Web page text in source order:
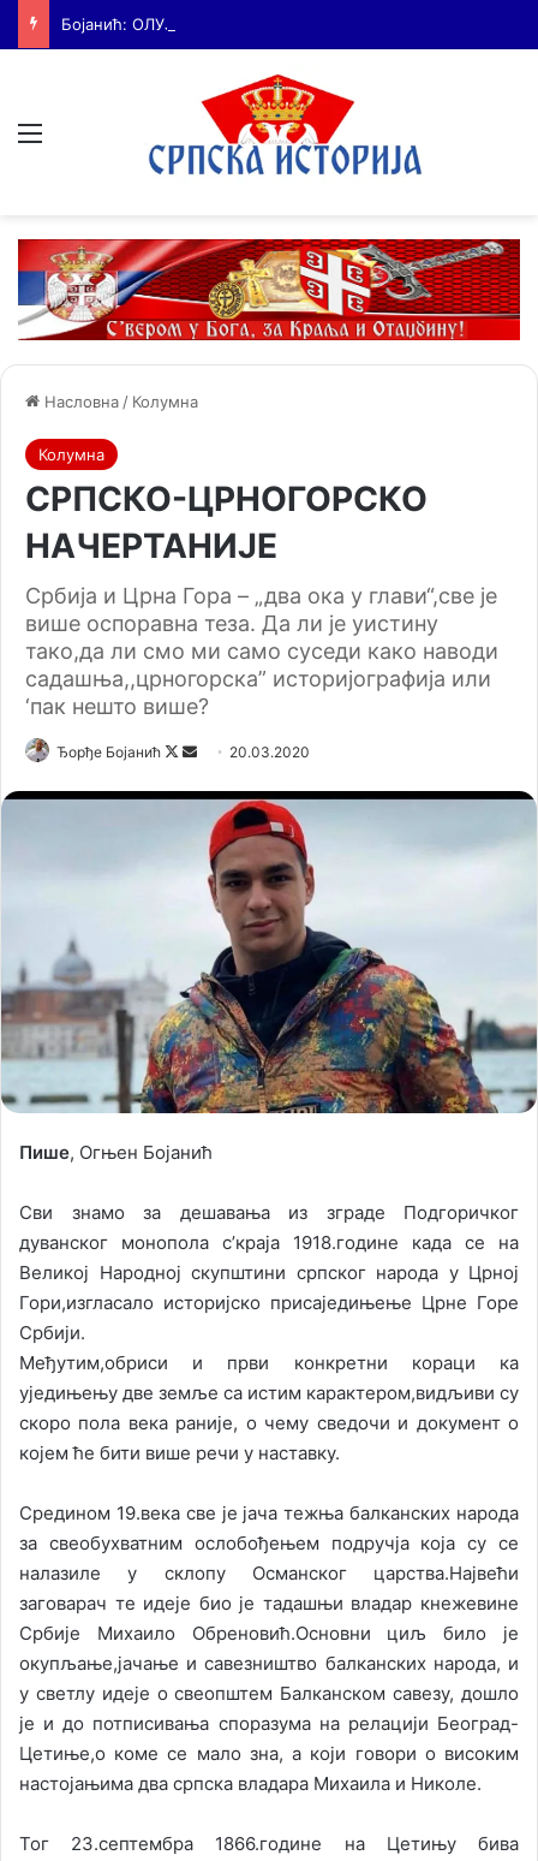
Бојанић: ОЛУЈА… Битка за истину води се и бројкама
Насловна / Колумна
Колумна
СРПСКО-ЦРНОГОРСКО
НАЧЕРТАНИЈЕ
Србија и Црна Гора – „два ока у глави“,све је
више оспоравна теза. Да ли је уистину
тако,да ли смо ми само суседи како наводи
садашња,,црногорска” историјографија или
‘пак нешто више?
Ђорђе Бојанић
F
X a
i
l
20.03.2020
Пише, Огњен Бојанић
Сви знамо за дешавања из зграде Подгоричког
дуванског монопола с’краја 1918.године када се на
Великој Народној скупштини српског народа у Црној
Гори,изгласало историјско присаједињење Црне Горе
Србији.
Међутим,обриси и први конкретни кораци ка
уједињењу две земље са истим карактером,видљиви су
скоро пола века раније, о чему сведочи и документ о
којем ће бити више речи у наставку.
Средином 19.века све је јача тежња балканских народа
за свеобухватним ослобођењем подручја која су се
налазиле у склопу Османског царства.Највећи
заговарач те идеје био је тадашњи владар кнежевине
Србије Михаило Обреновић.Основни циљ било је
окупљање,јачање и савезништво балканских народа, и
у светлу идеје о свеопштем Балканском савезу, дошло
је и до потписивања споразума на релацији Београд-
Цетиње,о коме се мало зна, а који говори о високим
настојањима два српска владара Михаила и Николе.
Тог 23.септембра 1866.године на Цетињу бива